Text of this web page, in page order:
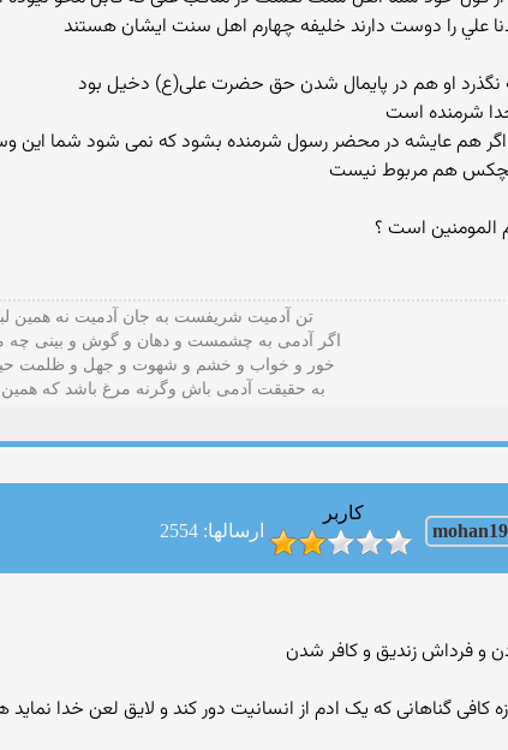
را دوست دارند خلیفه چهارم اهل سنت ایشان هستند
شرمنده است
هم عایشه در محضر رسول شرمنده بشود که نمی شود شما این
هم مربوط نیست
تن آدمیت شریفست به جان آدمیت نه همین
اگر آدمی به چشمست و دهان و گوش و بينی چه
خور و خواب و خشم و شهوت و جهل و ظلمت
به حقیقت آدمی باش وگرنه مرغ باشد که
کاربر
ارسالها: 2554
و فرداش زندیق و کافر شدن
کافی گناهانی که یک ادم از انسانیت دور کند و لایق لعن خدا